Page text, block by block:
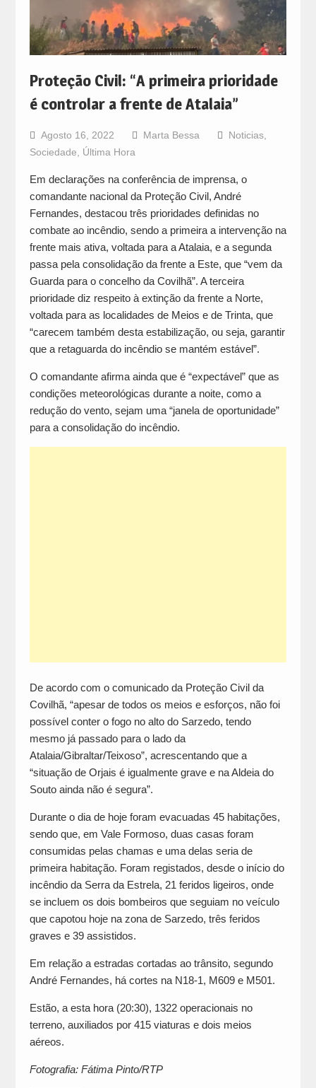
Proteção Civil: “A primeira prioridade
é controlar a frente de Atalaia”
Agosto 16, 2022 Marta Bessa Noticias,
Sociedade
Última Hora
Em declarações na conferência de imprensa, o
comandante nacional da Proteção Civil, André
Fernandes, destacou três prioridades definidas no
combate ao incêndio, sendo a primeira a intervenção na
frente mais ativa, voltada para a Atalaia, e a segunda
passa pela consolidação da frente a Este, que “vem da
Guarda para o concelho da Covilhã”. A terceira
prioridade diz respeito à extinção da frente a Norte,
voltada para as localidades de Meios e de Trinta, que
“carecem também desta estabilização, ou seja, garantir
que a retaguarda do incêndio se mantém estável”.
O comandante afirma ainda que é “expectável” que as
condições meteorológicas durante a noite, como a
redução do vento, sejam uma “janela de oportunidade”
para a consolidação do incêndio.
De acordo com o comunicado da Proteção Civil da
Covilhã, “apesar de todos os meios e esforços, não foi
possível conter o fogo no alto do Sarzedo, tendo
mesmo já passado para o lado da
Atalaia/Gibraltar/Teixoso”, acrescentando que a
“situação de Orjais é igualmente grave e na Aldeia do
Souto ainda não é segura”.
Durante o dia de hoje foram evacuadas 45 habitações,
sendo que, em Vale Formoso, duas casas foram
consumidas pelas chamas e uma delas seria de
primeira habitação. Foram registados, desde o início do
incêndio da Serra da Estrela, 21 feridos ligeiros, onde
se incluem os dois bombeiros que seguiam no veículo
que capotou hoje na zona de Sarzedo, três feridos
graves e 39 assistidos.
Em relação a estradas cortadas ao trânsito, segundo
André Fernandes, há cortes na N18-1, M609 e M501.
Estão, a esta hora (20:30), 1322 operacionais no
terreno, auxiliados por 415 viaturas e dois meios
aéreos.
Fotografia: Fátima Pinto/RTP